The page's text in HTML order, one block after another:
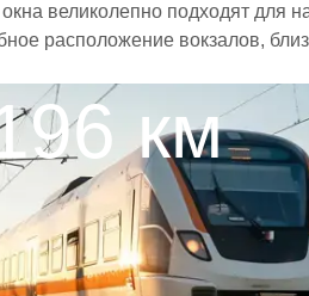
великолепно подходят
расположение вокзалов,
км